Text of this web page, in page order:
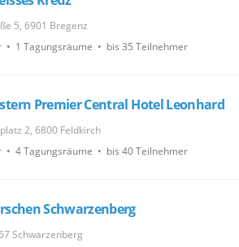
5, 6901 Bregenz
• 1 Tagungsräume • bis 35 Teilnehmer
Premier Central Hotel Leonhard
2, 6800 Feldkirch
• 4 Tagungsräume • bis 40 Teilnehmer
Schwarzenberg
Schwarzenberg